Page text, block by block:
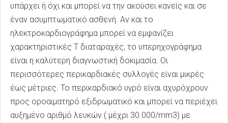
υπάρχει ή όχι και μπορεί να την ακούσει κανείς και σε
έναν ασυμπτωματικό ασθενή. Αν και το
ηλεκτροκαρδιογράφημα μπορεί να εμφανίζει
χαρακτηριστικές Τ διαταραχές, το υπερηχογράφημα
είναι η καλύτερη διαγνωστική δοκιμασία. Οι
περισσότερες περικαρδιακές συλλογές είναι μικρές
έως μέτριες. Το περικαρδιακό υγρό είναι αχυρόχρουν
προς οροαιματηρό εξιδρωματικό και μπορεί να περιέχει
αυξημένο αριθμό λευκών ( μέχρι 30.000/mm3) με